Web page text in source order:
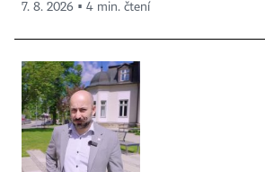
7. 8. 2026 ▪ 4 min. čtení